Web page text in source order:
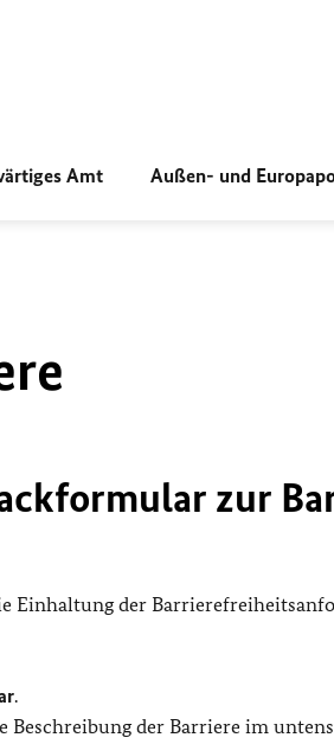
Amt Außen- und
zur
Einhaltung der
.
Beschreibung der Barriere im